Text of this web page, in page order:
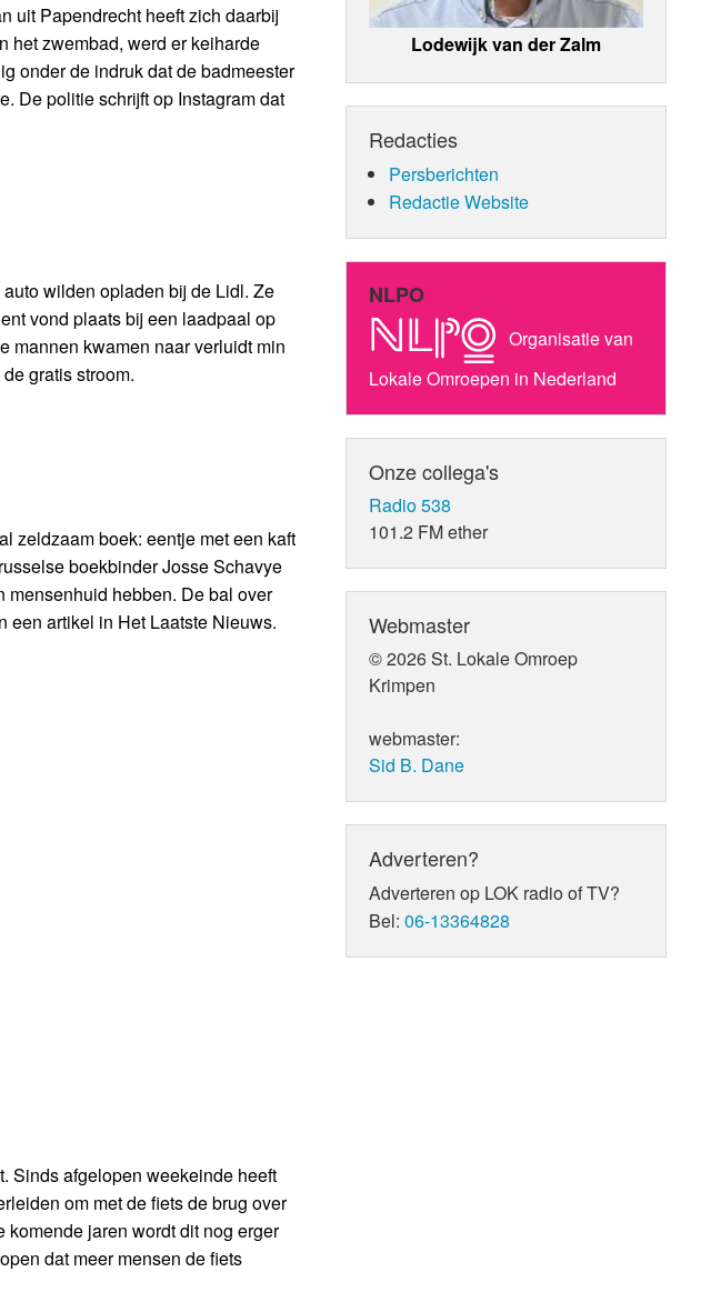
uit Papendrecht heeft zich daarbij
het zwembad, werd er keiharde
onder de indruk dat de badmeester
De politie schrijft op Instagram dat
wilden opladen bij de Lidl. Ze
vond plaats bij een laadpaal op
mannen kwamen naar verluidt min
gratis stroom.
zeldzaam boek: eentje met een kaft
boekbinder Josse Schavye
mensenhuid hebben. De bal over
een artikel in Het Laatste Nieuws.
Sinds afgelopen weekeinde heeft
om met de fiets de brug over
jaren wordt dit nog erger
dat meer mensen de fiets
Lodewijk van der Zalm
Redacties
Persberichten
Redactie Website
NLPO
Organisatie van
Lokale Omroepen in Nederland
Onze collega's
Radio 538
101.2 FM ether
Webmaster
© 2026 St. Lokale Omroep
Krimpen
webmaster:
Sid B. Dane
Adverteren?
Adverteren op LOK radio of TV?
Bel:06-13364828